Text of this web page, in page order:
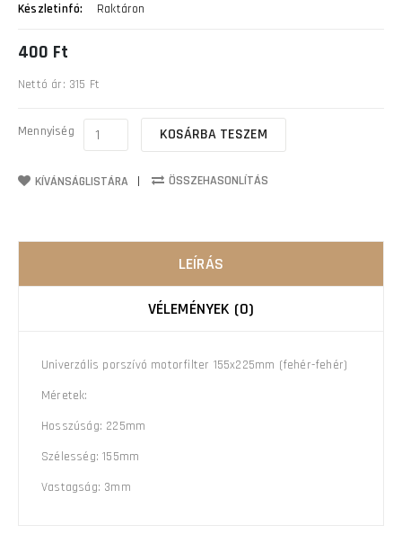
Készletinfó:
Raktáron
400 Ft
Nettó ár: 315 Ft
Mennyiség KOSÁRBA TESZEM
KÍVÁNSÁGLISTÁRA ÖSSZEHASONLÍTÁS
LEÍRÁS
VÉLEMÉNYEK (0)
Univerzális porszívó motorfilter 155x225mm (fehér-fehér)
Méretek:
Hosszúság: 225mm
Szélesség: 155mm
Vastagság: 3mm